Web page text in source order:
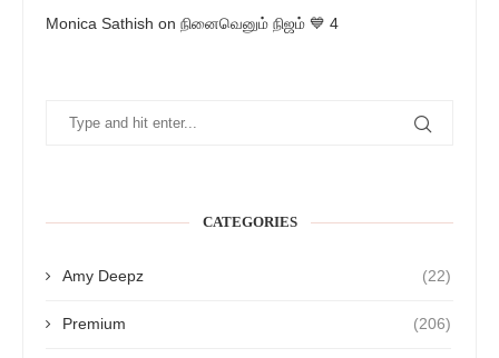
Monica Sathish on நினைவெனும் நிஜம் 💙 4
CATEGORIES
Amy Deepz (22)
Premium (206)